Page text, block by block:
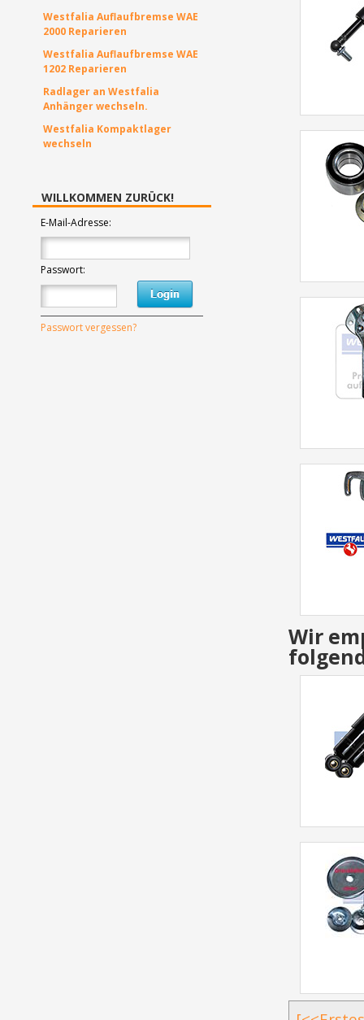
Westfalia Auflaufbremse WAE
2000 Reparieren
Westfalia Auflaufbremse WAE
1202 Reparieren
Radlager an Westfalia
Anhänger wechseln.
Westfalia Kompaktlager
wechseln
WILLKOMMEN ZURÜCK!
E-Mail-Adresse:
Passwort:
Passwort vergessen?
Wir